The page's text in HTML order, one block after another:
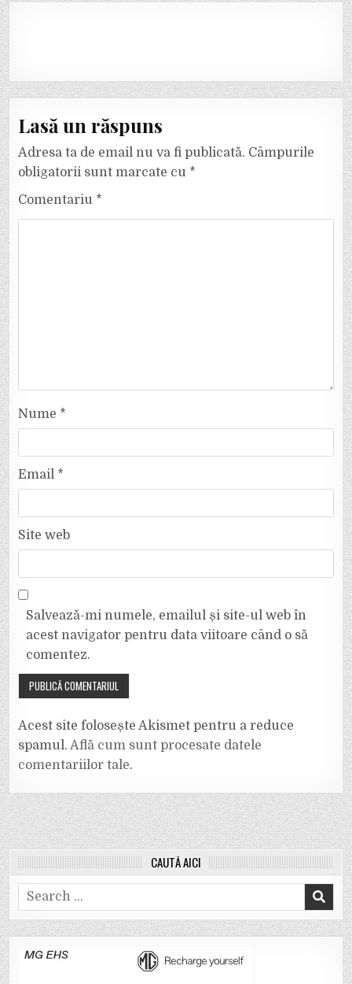
Lasă un răspuns
Adresa ta de email nu va fi publicată. Câmpurile
obligatorii sunt marcate cu *
Comentariu *
Nume *
Email *
Site web
Salvează-mi numele, emailul și site-ul web în
acest navigator pentru data viitoare când o să
comentez.
Acest site folosește Akismet pentru a reduce
spamul. Află cum sunt procesate datele
comentariilor tale.
CAUTĂ AICI
Search
for: